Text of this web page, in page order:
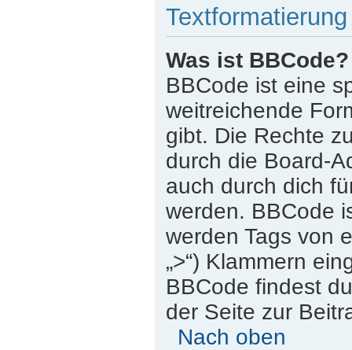
Was ist BBCode?
BBCode ist eine
weitreichende
gibt. Die Rechte
durch die Board-
auch durch dich
werden. BBCode
werden Tags von
„>“) Klammern
BBCode findest
der Seite zur
Nach oben